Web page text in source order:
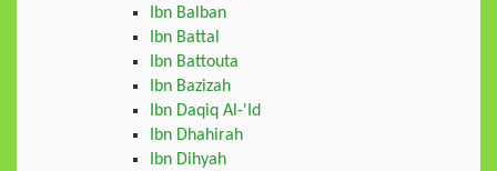
Ibn Balban
Ibn Battal
Ibn Battouta
Ibn Bazizah
Ibn Daqiq Al-'Id
Ibn Dhahirah
Ibn Dihyah